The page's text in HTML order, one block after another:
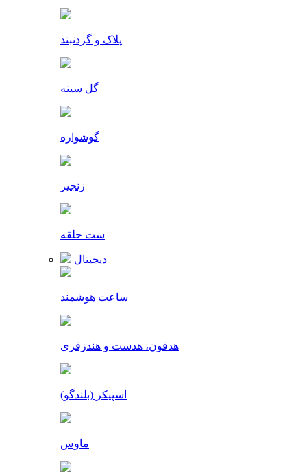
پلاک و گردنبند
گل سینه
گوشواره
زنجیر
ست حلقه
دیجیتال
ساعت هوشمند
هدفون، هدست و هندزفری
اسپیکر (بلندگو)
ماوس